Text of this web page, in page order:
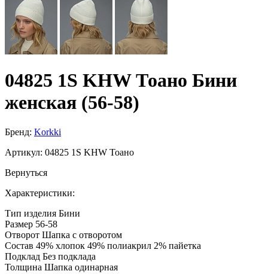
04825 1S KHW Тоано Бини
женская (56-58)
Бренд: Korkki
Артикул: 04825 1S KHW Тоано
Вернуться
Характеристики:
Тип изделия Бини
Размер 56-58
Отворот Шапка с отворотом
Состав 49% хлопок 49% полиакрил 2% пайетка
Подклад Без подклада
Толщина Шапка одинарная